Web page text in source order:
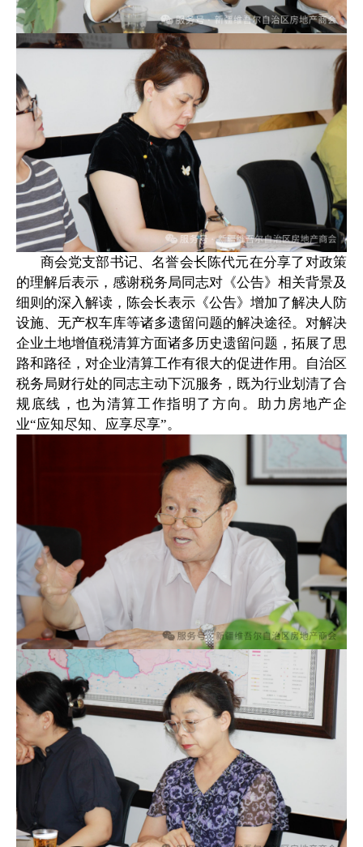
商会党支部书记、名誉会长陈代元在分享了对政策
的理解后表示，感谢税务局同志对《公告》相关背景及
细则的深入解读，陈会长表示《公告》增加了解决人防
设施、无产权车库等诸多遗留问题的解决途径。对解决
企业土地增值税清算方面诸多历史遗留问题，拓展了思
路和路径，对企业清算工作有很大的促进作用。自治区
税务局财行处的同志主动下沉服务，既为行业划清了合
规底线，也为清算工作指明了方向。助力房地产企
业“应知尽知、应享尽享”。